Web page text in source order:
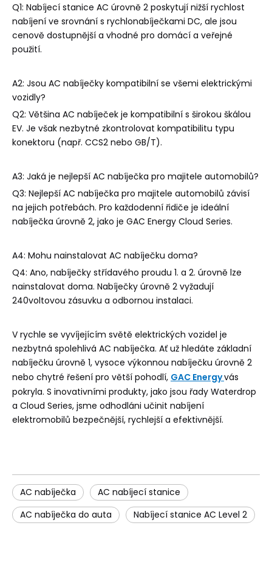
Q1: Nabíjecí stanice AC úrovně 2 poskytují nižší rychlost
nabíjení ve srovnání s rychlonabíječkami DC, ale jsou
cenově dostupnější a vhodné pro domácí a veřejné
použití.
A2: Jsou AC nabíječky kompatibilní se všemi elektrickými
vozidly?
Q2: Většina AC nabíječek je kompatibilní s širokou škálou
EV. Je však nezbytné zkontrolovat kompatibilitu typu
konektoru (např. CCS2 nebo GB/T).
A3: Jaká je nejlepší AC nabíječka pro majitele automobilů?
Q3: Nejlepší AC nabíječka pro majitele automobilů závisí
na jejich potřebách. Pro každodenní řidiče je ideální
nabíječka úrovně 2, jako je GAC Energy Cloud Series.
A4: Mohu nainstalovat AC nabíječku doma?
Q4: Ano, nabíječky střídavého proudu 1. a 2. úrovně lze
nainstalovat doma. Nabíječky úrovně 2 vyžadují
240voltovou zásuvku a odbornou instalaci.
V rychle se vyvíjejícím světě elektrických vozidel je
nezbytná spolehlivá AC nabíječka. Ať už hledáte základní
nabíječku úrovně 1, vysoce výkonnou nabíječku úrovně 2
nebo chytré řešení pro větší pohodlí, GAC Energyvás
pokryla. S inovativními produkty, jako jsou řady Waterdrop
a Cloud Series, jsme odhodláni učinit nabíjení
elektromobilů bezpečnější, rychlejší a efektivnější.
AC nabíječka
AC nabíjecí stanice
AC nabíječka do auta
Nabíjecí stanice AC Level 2